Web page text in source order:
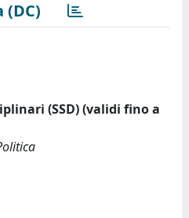
(DC)
(SSD) (validi fino a